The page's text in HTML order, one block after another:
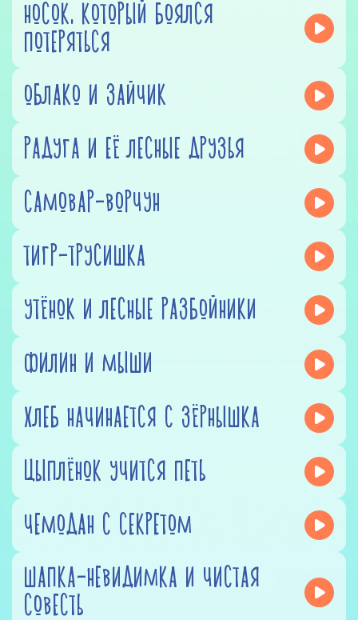
НОСОК, КОТОРЫЙ БОЯЛСЯ
ПОТЕРЯТЬСЯ
ОБЛАКО И ЗАЙЧИК
РАДУГА И ЕЁ ЛЕСНЫЕ ДРУЗЬЯ
САМОВАР-ВОРЧУН
ТИГР-ТРУСИШКА
УТЁНОК И ЛЕСНЫЕ РАЗБОЙНИКИ
ФИЛИН И МЫШИ
ХЛЕБ НАЧИНАЕТСЯ С ЗЁРНЫШКА
ЦЫПЛЁНОК УЧИТСЯ ПЕТЬ
ЧЕМОДАН С СЕКРЕТОМ
ШАПКА-НЕВИДИМКА И ЧИСТАЯ
СОВЕСТЬ